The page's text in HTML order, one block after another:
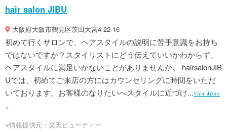
hair salon JIBU
大阪府大阪市鶴見区茨田大宮4-22-16
初めて行くサロンで、ヘアスタイルの説明に苦手意識をお持ち
ではないですか？スタイリストにどう伝えていいかわからず、
ヘアスタイルに満足いかないことがありませんか。 hairsalonJIB
Uでは、初めてご来店の方にはカウンセリングに時間をいただ
いております。お客様のなりたいへスタイルに近づけ...View More
»
※情報提供元：楽天ビューティー